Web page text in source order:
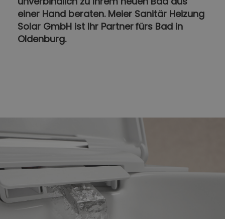
einer Hand beraten. Meier Sanitär Heizung
Solar GmbH ist Ihr Partner fürs Bad in
Oldenburg.